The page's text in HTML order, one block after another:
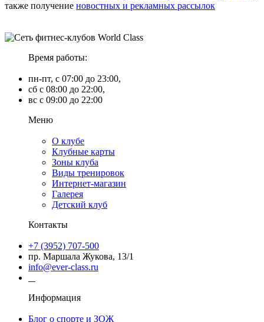
также получение новостных и рекламных рассылок
Время работы:
пн-пт, с 07:00 до 23:00,
сб с 08:00 до 22:00,
вс с 09:00 до 22:00
Меню
О клубе
Клубные карты
Зоны клуба
Виды тренировок
Интернет-магазин
Галерея
Детский клуб
Контакты
+7 (3952) 707-500
пр. Маршала Жукова, 13/1
info@ever-class.ru
Информация
Блог о спорте и ЗОЖ